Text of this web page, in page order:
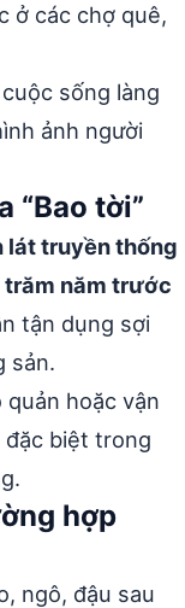
ở các chợ quê,
sống làng
ảnh người
“Bao tời”
lát truyền thống
năm trước
tận dụng sợi
sản.
quản hoặc vận
đặc biệt trong
hợp
ngô, đậu sau